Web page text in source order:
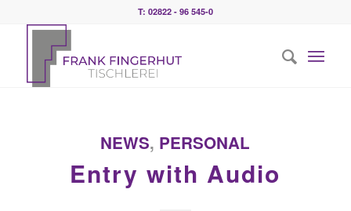
T: 02822 - 96 545-0
NEWS, PERSONAL
Entry with Audio